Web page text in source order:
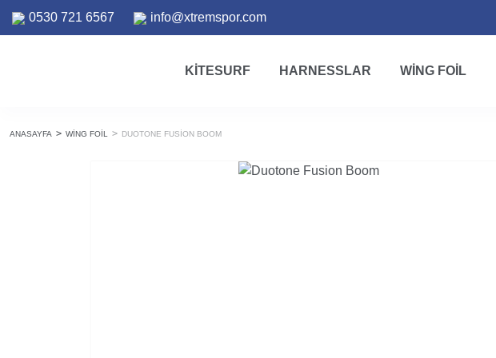
0530 721 6567 info@xtremspor.com
KITESURF HARNESSLAR WING FOIL
ANASAYFA WING FOIL DUOTONE FUSION BOOM